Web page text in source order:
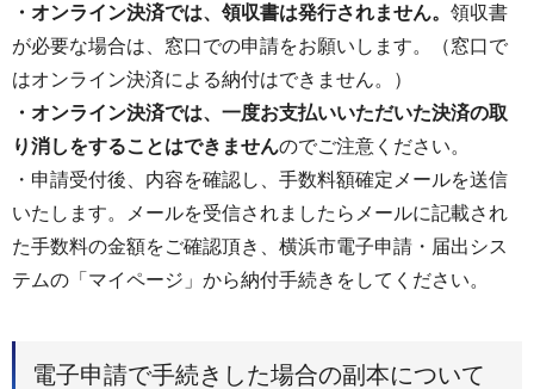
・オンライン決済では、領収書は発行されません。 領収書
が必要な場合は、窓口での申請をお願いします。（窓口で
はオンライン決済による納付はできません。）
・オンライン決済では、一度お支払いいただいた決済の取
り消しをすることはできませんのでご注意ください。
・申請受付後、内容を確認し、手数料額確定メールを送信
いたします。メールを受信されましたらメールに記載され
た手数料の金額をご確認頂き、横浜市電子申請・届出シス
テムの「マイページ」から納付手続きをしてください。
電子申請で手続きした場合の副本について